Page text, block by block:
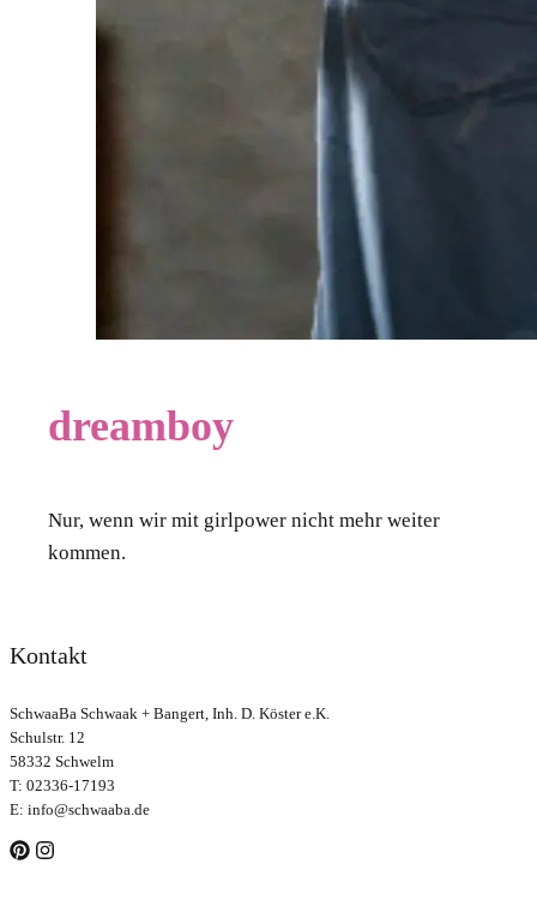
dreamboy
Nur, wenn wir mit girlpower nicht mehr weiter
kommen.
Kontakt
SchwaaBa Schwaak + Bangert, Inh. D. Köster e.K.
Schulstr. 12
58332 Schwelm
T: 02336-17193
E: info@schwaaba.de